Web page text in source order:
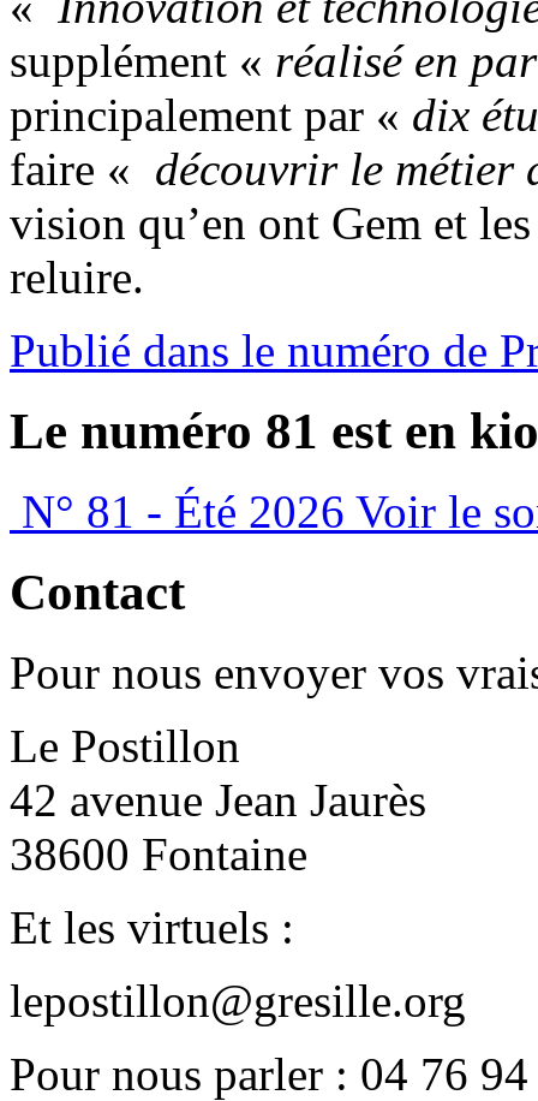
supplément « réalisé en
principalement par « dix
faire « découvrir le
vision qu’en ont Gem et
reluire.
Publié dans le numéro de
Le numéro 81 est en
N° 81 - Été 2026 Voir le
Contact
Pour nous envoyer vos
Le Postillon
42 avenue Jean Jaurès
38600 Fontaine
Et les virtuels :
lepostillon@gresille.org
Pour nous parler : 04 76